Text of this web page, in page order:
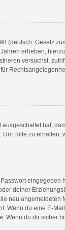
(deutsch: Gesetz
erheben,
versuchst,
hat,
Hilfe zu
deiner
neu
Wenn du eine E-
du dir sicher